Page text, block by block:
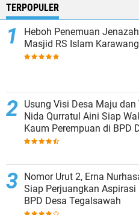
TERPOPULER
Heboh Penemuan
Masjid RS Islam Karawang
Usung Visi Desa Maju dan
Nida Qurratul Aini Siap
Kaum Perempuan di BPD
Tegalsawah
Nomor Urut 2, Erna
Siap Perjuangkan Aspirasi
BPD Desa Tegalsawah